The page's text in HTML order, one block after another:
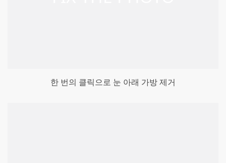
한 번의 클릭으로 눈 아래 가방 제거